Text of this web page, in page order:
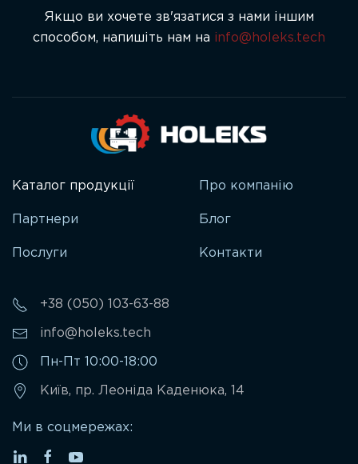
Якщо ви хочете зв'язатися з нами іншим
способом, напишіть нам на info@holeks.tech
Каталог продукції
Партнери
Послуги
Про компанію
Блог
Контакти
+38 (050) 103-63-88
info@holeks.tech
Пн-Пт 10:00-18:00
Київ, пр. Леоніда Каденюка, 14
Ми в соцмережах: